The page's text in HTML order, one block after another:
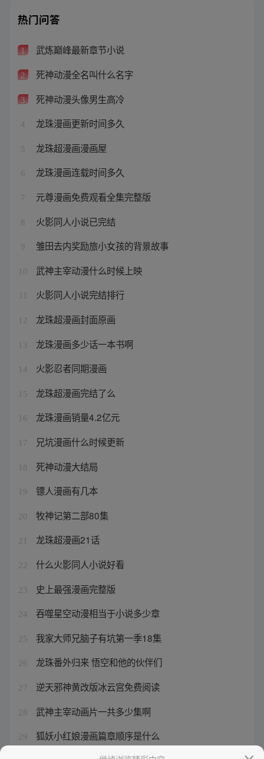
热门问答
1 武炼巅峰最新章节小说
2 死神动漫全名叫什么名字
3 死神动漫头像男生高冷
4 龙珠漫画更新时间多久
5 龙珠超漫画漫画屋
6 龙珠漫画连载时间多久
7 元尊漫画免费观看全集完整版
8 火影同人小说已完结
9 雏田去内奖励旅小女孩的背景故事
10 武神主宰动漫什么时候上映
火影同人小说完结排行
12 龙珠超漫画封面原画
13 龙珠漫画多少话一本书啊
14 火影忍者同期漫画
15 龙珠超漫画完结了么
16 龙珠漫画销量4.2亿元
17 兄坑漫画什么时候更新
18 死神动漫大结局
19 镖人漫画有几本
20 牧神记第二部80集
21 龙珠超漫画21话
22 什么火影同人小说好看
23 史上最强漫画完整版
24 吞噬星空动漫相当于小说多少章
25 我家大师兄脑子有坑第一季18集
26 龙珠番外归来 悟空和他的伙伴们
27 逆天邪神黄改版冰云宫免费阅读
28 武神主宰动画片一共多少集啊
29 狐妖小红娘漫画篇章顺序是什么